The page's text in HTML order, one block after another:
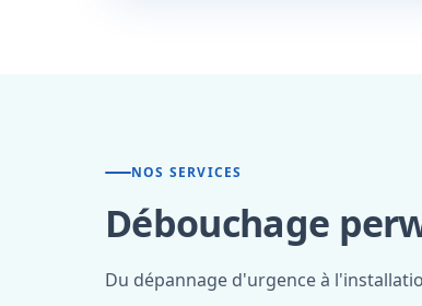
NOS SERVICES
Débouchage
Du dépannage d'urgence à